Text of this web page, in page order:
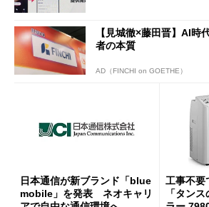
【見城徹×藤田晋】AI時
者の本質
AD（FINCHI on GOETHE）
日本通信が新ブランド「blue
mobile」を発表 ネオキャリ
工事不要
「タン